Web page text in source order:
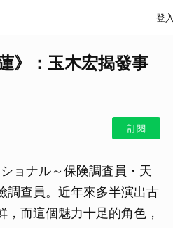
登入
》：玉木宏揭發事
訂閱
ョナル～保険調査員・天
調查員。近年來多半演出古
而這個魅力十足的角色，